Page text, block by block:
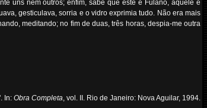
uns nem outros; enfim, sabe que este é Fulano, aquele é
gesticulava, sorria e o vidro exprimia tudo. Não era mais
meditando; no fim de duas, três horas, despia-me outra
In: Obra Completa, vol. II. Rio de Janeiro: Nova Aguilar, 1994.